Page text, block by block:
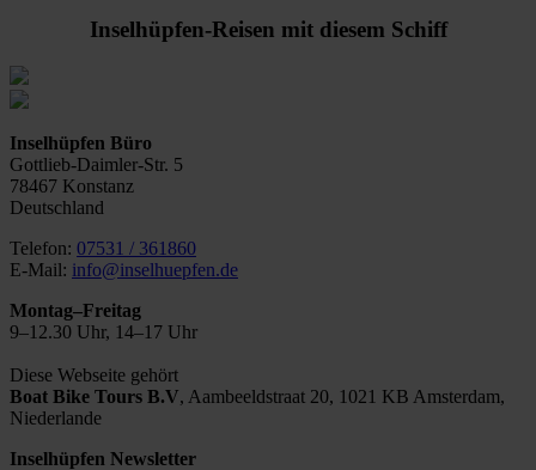
Inselhüpfen-Reisen mit diesem Schiff
Inselhüpfen Büro
Gottlieb-Daimler-Str. 5
78467 Konstanz
Deutschland
Telefon: 07531 / 361860
E-Mail: info@inselhuepfen.de
Montag–Freitag
9–12.30 Uhr, 14–17 Uhr
Diese Webseite gehört
Boat Bike Tours B.V, Aambeeldstraat 20, 1021 KB Amsterdam,
Niederlande
Inselhüpfen Newsletter